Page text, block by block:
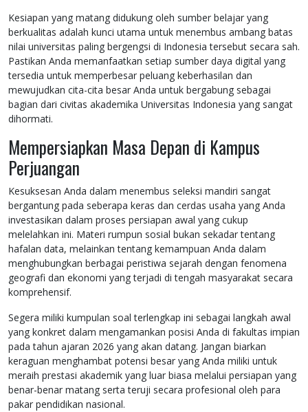
Kesiapan yang matang didukung oleh sumber belajar yang
berkualitas adalah kunci utama untuk menembus ambang batas
nilai universitas paling bergengsi di Indonesia tersebut secara sah.
Pastikan Anda memanfaatkan setiap sumber daya digital yang
tersedia untuk memperbesar peluang keberhasilan dan
mewujudkan cita-cita besar Anda untuk bergabung sebagai
bagian dari civitas akademika Universitas Indonesia yang sangat
dihormati.
Mempersiapkan Masa Depan di Kampus
Perjuangan
Kesuksesan Anda dalam menembus seleksi mandiri sangat
bergantung pada seberapa keras dan cerdas usaha yang Anda
investasikan dalam proses persiapan awal yang cukup
melelahkan ini. Materi rumpun sosial bukan sekadar tentang
hafalan data, melainkan tentang kemampuan Anda dalam
menghubungkan berbagai peristiwa sejarah dengan fenomena
geografi dan ekonomi yang terjadi di tengah masyarakat secara
komprehensif.
Segera miliki kumpulan soal terlengkap ini sebagai langkah awal
yang konkret dalam mengamankan posisi Anda di fakultas impian
pada tahun ajaran 2026 yang akan datang. Jangan biarkan
keraguan menghambat potensi besar yang Anda miliki untuk
meraih prestasi akademik yang luar biasa melalui persiapan yang
benar-benar matang serta teruji secara profesional oleh para
pakar pendidikan nasional.